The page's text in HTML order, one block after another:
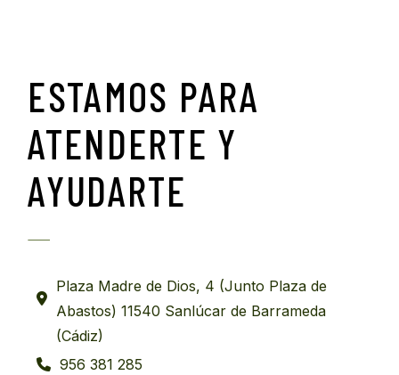
ESTAMOS PARA
ATENDERTE Y
AYUDARTE
Plaza Madre de Dios, 4 (Junto Plaza de
Abastos) 11540 Sanlúcar de Barrameda
(Cádiz)
956 381 285